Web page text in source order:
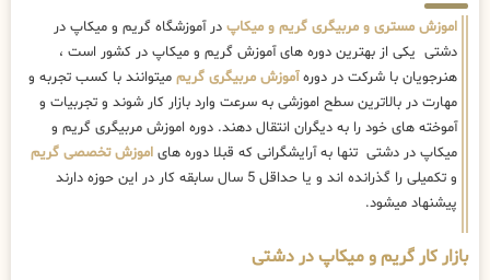
اموزش مستری و مربیگری گریم و میکاپ در آموزشگاه گریم و میکاپ در
دشتی یکی از بهترین دوره های آموزش گریم و میکاپ در کشور است ،
هنرجویان با شرکت در دورهآموزش مربیگری گریم میتوانند با کسب تجربه و
مهارت در بالاترین سطح اموزشی به سرعت وارد بازار کار شوند و تجربیات و
آموخته های خود را به دیگران انتقال دهند. دوره اموزش مربیگری گریم و
میکاپ در دشتی تنها به آرایشگرانی که قبلا دوره های اموزش تخصصی گریم
و تکمیلی را گذرانده اند و یا حداقل 5 سال سابقه کار در این حوزه دارند
پیشنهاد میشود.
بازار کار گریم و میکاپ در دشتی